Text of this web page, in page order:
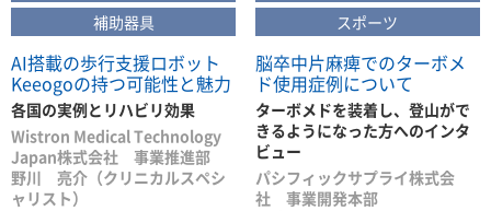
補助器具
AI搭載の歩行支援ロボット
Keeogoの持つ可能性と魅力
各国の実例とリハビリ効果
Wistron Medical Technology
Japan株式会社 事業推進部
野川 亮介（クリニカルスペシ
ャリスト）
スポーツ
脳卒中片麻痺でのターボメ
ド使用症例について
ターボメドを装着し、登山がで
きるようになった方へのインタ
ビュー
パシフィックサプライ株式会
社 事業開発本部